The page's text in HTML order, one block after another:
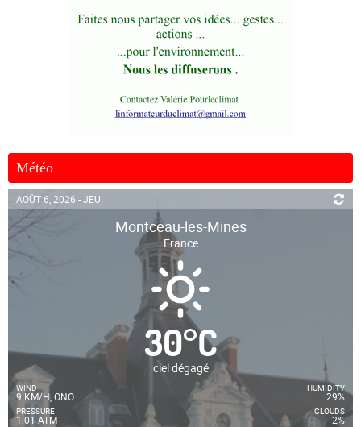
Météo
AOÛT 6, 2026 - JEU.
Montceau-les-Mines
France
30°C
ciel dégagé
WIND
9 KM/H, ONO
PRESSURE
1.01 ATM
HUMIDITY
29%
CLOUDS
2%